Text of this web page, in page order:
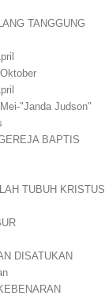
TANGGUNG
"Janda Judson"
BAPTIS
TUBUH KRISTUS
DISATUKAN